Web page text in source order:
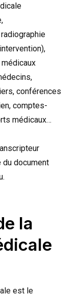
conférences
comptes-
médicaux…
document
la
est le